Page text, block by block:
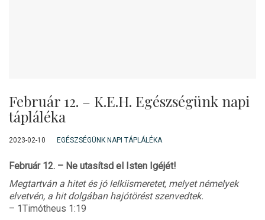
Február 12. – K.E.H. Egészségünk napi
tápláléka
2023-02-10 EGÉSZSÉGÜNK NAPI TÁPLÁLÉKA
Február 12. – Ne utasítsd el Isten Igéjét!
Megtartván a hitet és jó lelkiismeretet, melyet némelyek
elvetvén, a hit dolgában hajótörést szenvedtek.
– 1Timótheus 1:19